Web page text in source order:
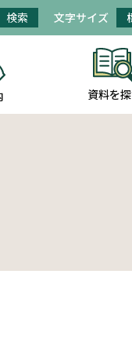
検索 文字サイズ
資料を